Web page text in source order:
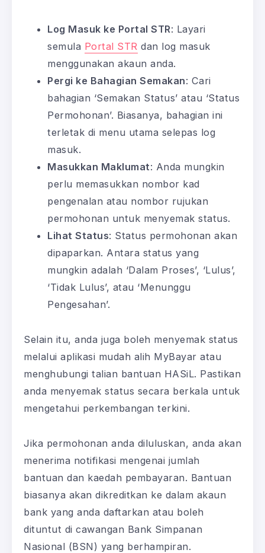
Log Masuk ke Portal STR: Layari
semula Portal STR dan log masuk
menggunakan akaun anda.
Pergi ke Bahagian Semakan: Cari
bahagian ‘Semakan Status’ atau ‘Status
Permohonan’. Biasanya, bahagian ini
terletak di menu utama selepas log
masuk.
Masukkan Maklumat: Anda mungkin
perlu memasukkan nombor kad
pengenalan atau nombor rujukan
permohonan untuk menyemak status.
Lihat Status: Status permohonan akan
dipaparkan. Antara status yang
mungkin adalah ‘Dalam Proses’, ‘Lulus’,
‘Tidak Lulus’, atau ‘Menunggu
Pengesahan’.
Selain itu, anda juga boleh menyemak status
melalui aplikasi mudah alih MyBayar atau
menghubungi talian bantuan HASiL. Pastikan
anda menyemak status secara berkala untuk
mengetahui perkembangan terkini.
Jika permohonan anda diluluskan, anda akan
menerima notifikasi mengenai jumlah
bantuan dan kaedah pembayaran. Bantuan
biasanya akan dikreditkan ke dalam akaun
bank yang anda daftarkan atau boleh
dituntut di cawangan Bank Simpanan
Nasional (BSN) yang berhampiran.